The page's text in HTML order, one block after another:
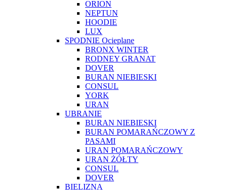
ORION
NEPTUN
HOODIE
LUX
SPODNIE Ocieplane
BRONX WINTER
RODNEY GRANAT
DOVER
BURAN NIEBIESKI
CONSUL
YORK
URAN
UBRANIE
BURAN NIEBIESKI
BURAN POMARAŃCZOWY Z
PASAMI
URAN POMARAŃCZOWY
URAN ŻÓŁTY
CONSUL
DOVER
BIELIZNA